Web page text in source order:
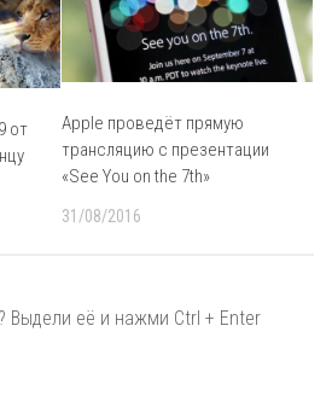
от
Apple проведёт прямую
трансляцию с презентации
«See You on the 7th»
31/08/2016
Выдели её и нажми Ctrl + Enter